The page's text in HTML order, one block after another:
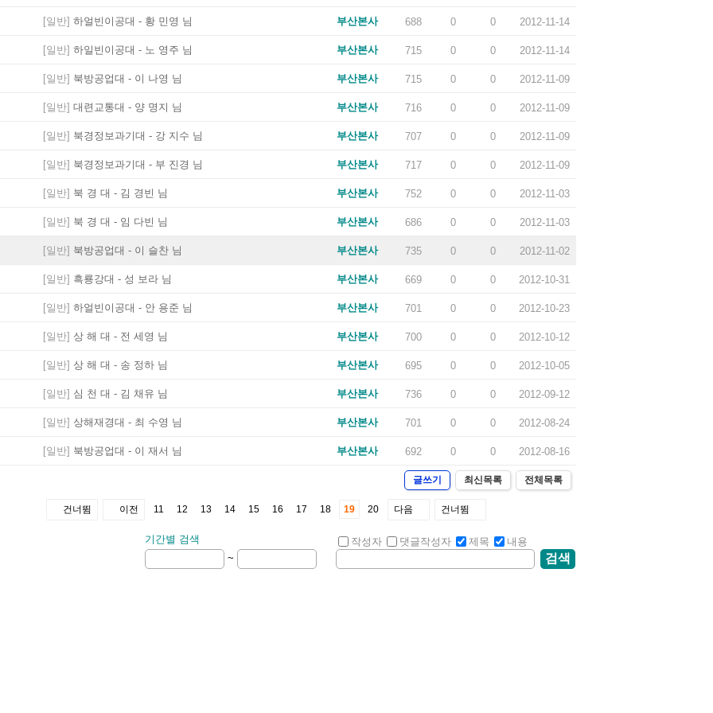
[일반] 하얼빈이공대 - 황 민영 님 부산본사 688 0 0 2012-11-14
[일반] 하일빈이공대 - 노 영주 님 부산본사 715 0 0 2012-11-14
[일반] 북방공업대 - 이 나영 님 부산본사 715 0 0 2012-11-09
[일반] 대련교통대 - 양 명지 님 부산본사 716 0 0 2012-11-09
[일반] 북경정보과기대 - 강 지수 님 부산본사 707 0 0 2012-11-09
[일반] 북경정보과기대 - 부 진경 님 부산본사 717 0 0 2012-11-09
[일반] 북 경 대 - 김 경빈 님 부산본사 752 0 0 2012-11-03
[일반] 북 경 대 - 임 다빈 님 부산본사 686 0 0 2012-11-03
[일반] 북방공업대 - 이 슬찬 님 부산본사 735 0 0 2012-11-02
[일반] 흑룡강대 - 성 보라 님 부산본사 669 0 0 2012-10-31
[일반] 하얼빈이공대 - 안 용준 님 부산본사 701 0 0 2012-10-23
[일반] 상 해 대 - 전 세영 님 부산본사 700 0 0 2012-10-12
[일반] 상 해 대 - 송 정하 님 부산본사 695 0 0 2012-10-05
[일반] 심 천 대 - 김 채유 님 부산본사 736 0 0 2012-09-12
[일반] 상해재경대 - 최 수영 님 부산본사 701 0 0 2012-08-24
[일반] 북방공업대 - 이 재서 님 부산본사 692 0 0 2012-08-16
글쓰기 최신목록 전체목록
건너뜀 이전 11 12 13 14 15 16 17 18 19 20 다음 건너뜀
기간별 검색
~
작성자 댓글작성자 제목 내용
검색